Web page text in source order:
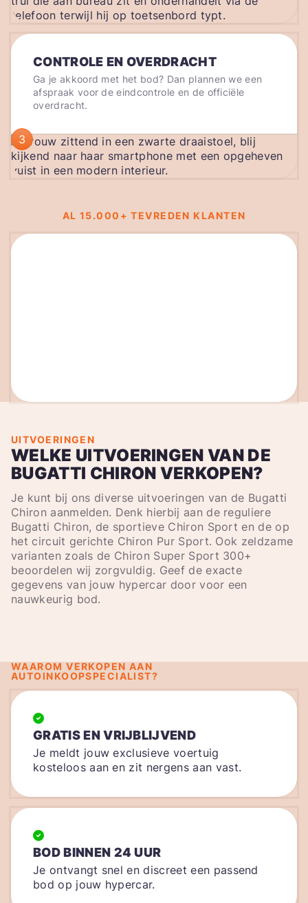
CONTROLE EN OVERDRACHT
Ga je akkoord met het bod? Dan plannen we een
afspraak voor de eindcontrole en de officiële
overdracht.
3
AL 15.000+ TEVREDEN KLANTEN
UITVOERINGEN
WELKE UITVOERINGEN VAN DE
BUGATTI CHIRON VERKOPEN?
Je kunt bij ons diverse uitvoeringen van de Bugatti
Chiron aanmelden. Denk hierbij aan de reguliere
Bugatti Chiron, de sportieve Chiron Sport en de op
het circuit gerichte Chiron Pur Sport. Ook zeldzame
varianten zoals de Chiron Super Sport 300+
beoordelen wij zorgvuldig. Geef de exacte
gegevens van jouw hypercar door voor een
nauwkeurig bod.
WAAROM VERKOPEN AAN
AUTOINKOOPSPECIALIST?
GRATIS EN VRIJBLIJVEND
Je meldt jouw exclusieve voertuig
kosteloos aan en zit nergens aan vast.
BOD BINNEN 24 UUR
Je ontvangt snel en discreet een passend
bod op jouw hypercar.